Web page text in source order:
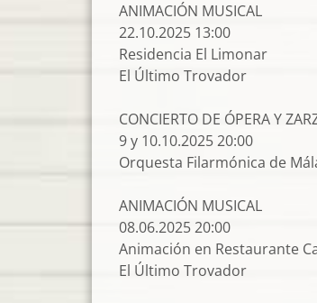
ANIMACIÓN MUSICAL
22.10.2025 13:00
Residencia El Limonar
El Último Trovador
CONCIERTO DE ÓPERA Y
9 y 10.10.2025 20:00
Orquesta Filarmónica de
ANIMACIÓN MUSICAL
08.06.2025 20:00
Animación en Restaurante
El Último Trovador